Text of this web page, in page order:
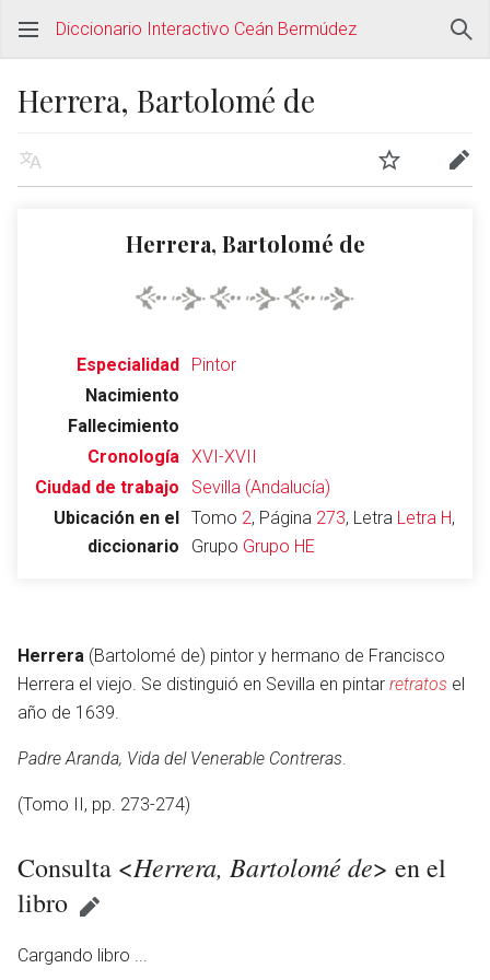
Diccionario Interactivo Ceán Bermúdez
Herrera, Bartolomé de
Leer
Herrera, Bartolomé de
Especialidad
Pintor
Nacimiento
Fallecimiento
Cronología XVI-XVII
Ciudad de trabajo
Sevilla (Andalucía)
Ubicación en el
diccionario
Tomo 2, Página 273, Letra Letra H,
Grupo Grupo HE
Herrera (Bartolomé de) pintor y hermano de Francisco
Herrera el viejo. Se distinguió en Sevilla en pintar retratos el
año de 1639.
Padre Aranda, Vida del Venerable Contreras.
(Tomo II, pp. 273-274)
Consulta <Herrera, Bartolomé de> en el
libro
Cargando libro ...